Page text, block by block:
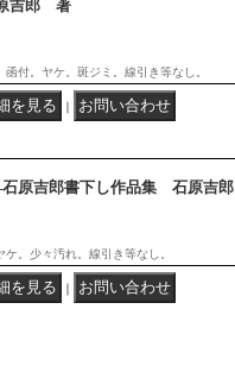
吉郎 著
付。ヤケ。斑ジミ。線引き等なし。
｜
原吉郎書下し作品集 石原吉郎
。少々汚れ。線引き等なし。
｜